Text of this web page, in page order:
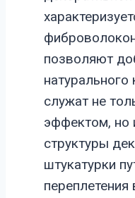
позволяют
служат не
эффектом, но
структуры
штукатурки